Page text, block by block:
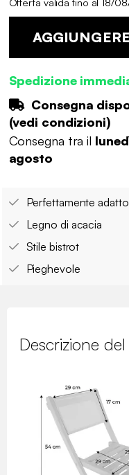
Spedizione
Consegna
(vedi condizioni)
Consegna tra il
agosto
Perfettamente
Legno di acacia
Stile bistrot
Pieghevole
Descrizione